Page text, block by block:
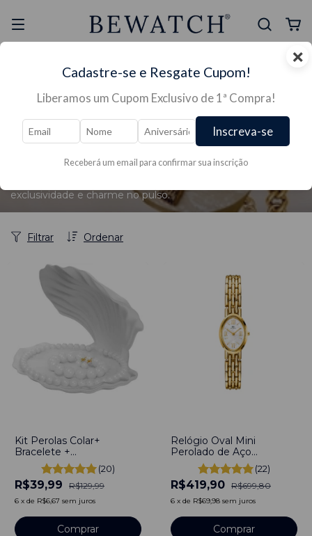
Mais Segura Lojas Físicas
/ RELÓGIOS → / RELÓGIOS FEMININO → / RELÓGIO FEMININO LUXO→
→ Coleção Correntes
Descubra relógios quadrados e ovais com design perolado e
exclusividade e charme no pulso.
Ordenar
Filtrar
Kit Perolas Colar+
Bracelete +
Brinco+Concha
(20)
R$39,99 R$129,99
6 x de R$6,67 sem juros
Relógio Oval Mini
Perolado de Aço
Inoxidável Dourado(22)
R$419,90 R$699,80
6 x de R$69,98 sem juros
Comprar
×
Cadastre-se e Resgate Cupom!
Liberamos um Cupom Exclusivo de 1ª Compra!
Inscreva-se
Receberá um email para confirmar sua inscrição